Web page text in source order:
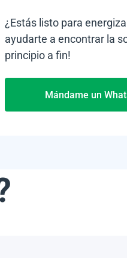
¿Estás listo para
ayudarte a encontrar la
principio a fin!
Mándame un